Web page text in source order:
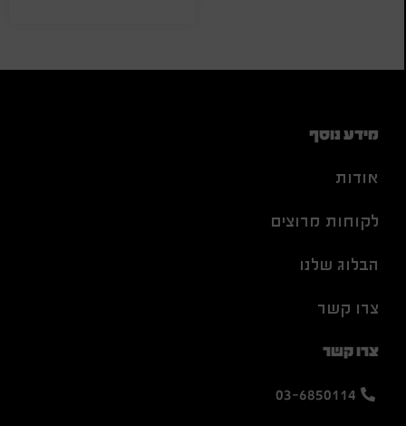
מידע נוסף
אודות
לקוחות מרוצים
הבלוג שלנו
צרו קשר
צרו קשר
03-6850114